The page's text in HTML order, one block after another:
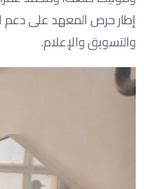
إطار حرص المعهد على دعم
والتسويق والإعلام.